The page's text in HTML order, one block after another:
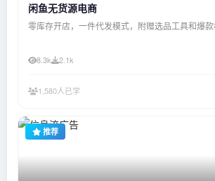
闲鱼无货源电商
零库存开店，一件代发模式，附赠选品工具和爆
8.3k 2.1k
1,580人已学
推荐